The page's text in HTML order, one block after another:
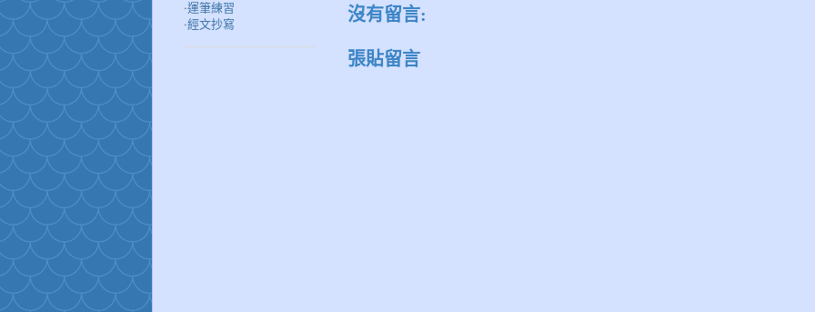
沒有留言:
張貼留言
‧運筆練習
‧經文抄寫